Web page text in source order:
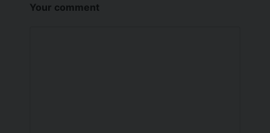
Your comment